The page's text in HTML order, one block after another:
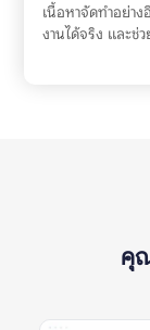
เนื้อหาจัดทำอย่าง
งานได้จริง และช่
คุ